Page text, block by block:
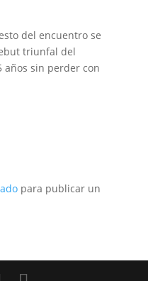
del encuentro se
triunfal del
años sin perder con
para publicar un